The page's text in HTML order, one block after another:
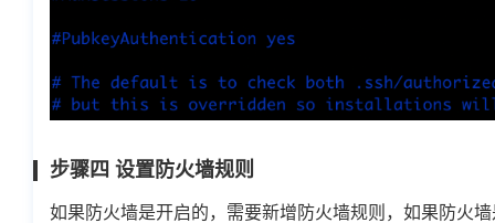
步骤四 设置防火墙规则
如果防火墙是开启的，需要新增防火墙规则，如果防火